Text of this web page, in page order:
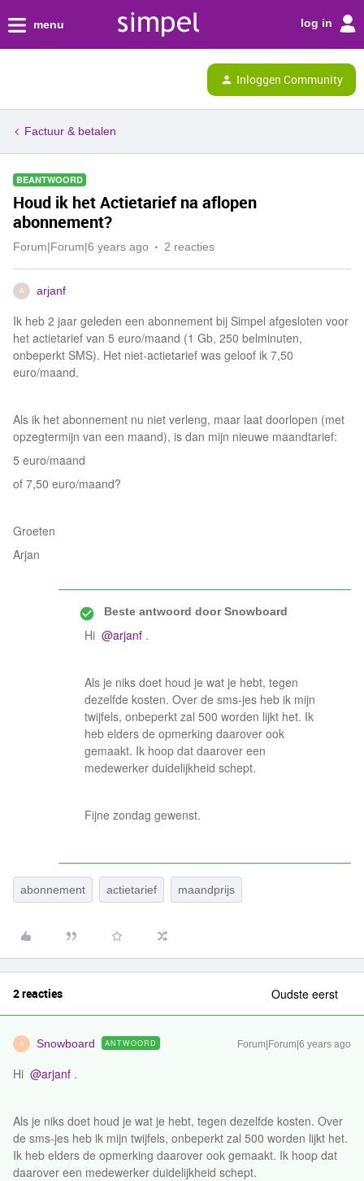
menu log in
Inloggen Community
Factuur & betalen
BEANTWOORD
Houd ik het Actietarief na aflopen
abonnement?
Forum|Forum|6 years ago 2 reacties
A arjanf
Ik heb 2 jaar geleden een abonnement bij Simpel afgesloten voor
het actietarief van 5 euro/maand (1 Gb, 250 belminuten,
onbeperkt SMS). Het niet-actietarief was geloof ik 7,50
euro/maand.
Als ik het abonnement nu niet verleng, maar laat doorlopen (met
opzegtermijn van een maand), is dan mijn nieuwe maandtarief:
5 euro/maand
of 7,50 euro/maand?
Groeten
Arjan
Beste antwoord doorSnowboard
Hi @arjanf .
Als je niks doet houd je wat je hebt, tegen
dezelfde kosten. Over de sms-jes heb ik mijn
twijfels, onbeperkt zal 500 worden lijkt het. Ik
heb elders de opmerking daarover ook
gemaakt. Ik hoop dat daarover een
medewerker duidelijkheid schept.
Fijne zondag gewenst.
abonnement actietarief maandprijs
2 reacties Oudste eerst
S Snowboard ANTWOORD Forum|Forum|6 years ago
Hi @arjanf .
Als je niks doet houd je wat je hebt, tegen dezelfde kosten. Over
de sms-jes heb ik mijn twijfels, onbeperkt zal 500 worden lijkt het.
Ik heb elders de opmerking daarover ook gemaakt. Ik hoop dat
daarover een medewerker duidelijkheid schept.